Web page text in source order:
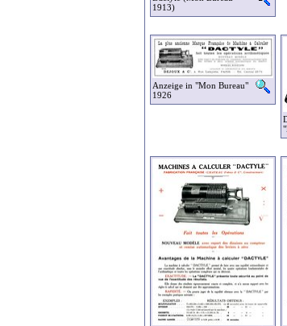
1913)
Anzeige in "Mon Bureau"
1926